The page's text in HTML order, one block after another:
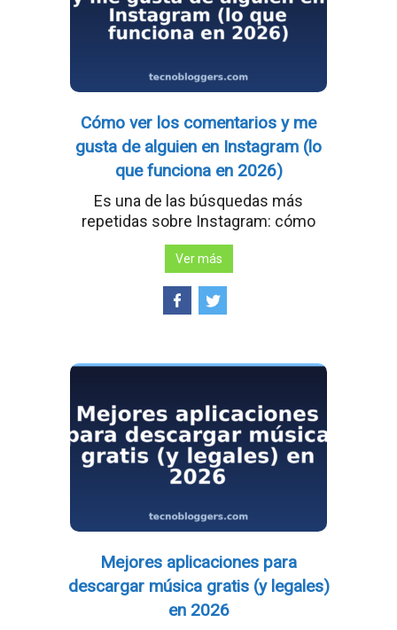
Cómo ver los comentarios y me
gusta de alguien en Instagram (lo
que funciona en 2026)
Es una de las búsquedas más
repetidas sobre Instagram: cómo
Ver más
Mejores aplicaciones para
descargar música gratis (y legales)
en 2026